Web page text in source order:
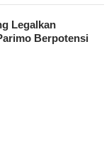
Legalkan
Berpotensi